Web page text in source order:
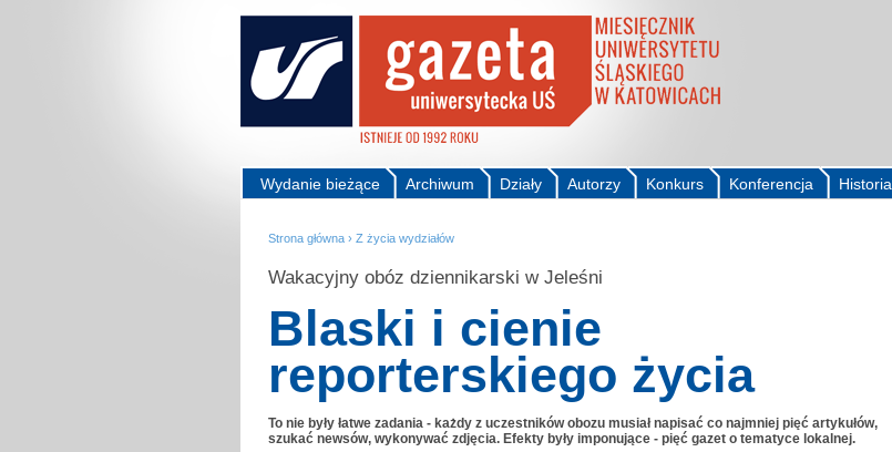
Historia
Konferencja
Konkurs
Autorzy
Działy
Archiwum
Wydanie bieżące
Strona główna › Z życia wydziałów
Wakacyjny obóz dziennikarski w Jeleśni
Blaski i cienie
reporterskiego życia
To nie były łatwe zadania - każdy z uczestników obozu musiał napisać co najmniej pięć artykułów,
szukać newsów, wykonywać zdjęcia. Efekty były imponujące - pięć gazet o tematyce lokalnej.